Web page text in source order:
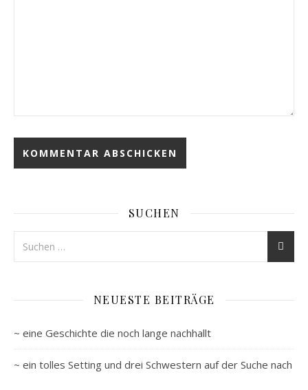
SUCHEN
NEUESTE BEITRÄGE
~ eine Geschichte die noch lange nachhallt
~ ein tolles Setting und drei Schwestern auf der Suche nach